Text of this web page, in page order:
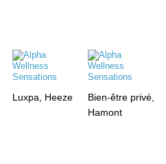
Luxpa, Heeze
Bien-être privé,
Hamont